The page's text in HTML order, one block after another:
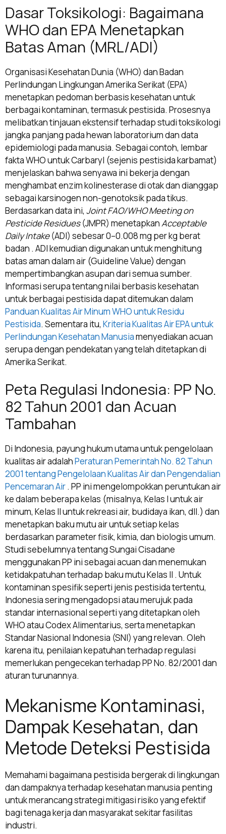
Dasar Toksikologi: Bagaimana
WHO dan EPA Menetapkan
Batas Aman (MRL/ADI)
Organisasi Kesehatan Dunia (WHO) dan Badan
Perlindungan Lingkungan Amerika Serikat (EPA)
menetapkan pedoman berbasis kesehatan untuk
berbagai kontaminan, termasuk pestisida. Prosesnya
melibatkan tinjauan ekstensif terhadap studi toksikologi
jangka panjang pada hewan laboratorium dan data
epidemiologi pada manusia. Sebagai contoh, lembar
fakta WHO untuk Carbaryl (sejenis pestisida karbamat)
menjelaskan bahwa senyawa ini bekerja dengan
menghambat enzim kolinesterase di otak dan dianggap
sebagai karsinogen non-genotoksik pada tikus.
Berdasarkan data ini, Joint FAO/WHO Meeting on
Pesticide Residues(JMPR) menetapkanAcceptable
Daily Intake(ADI) sebesar 0–0.008 mg per kg berat
badan . ADI kemudian digunakan untuk menghitung
batas aman dalam air (Guideline Value) dengan
mempertimbangkan asupan dari semua sumber.
Informasi serupa tentang nilai berbasis kesehatan
untuk berbagai pestisida dapat ditemukan dalam
Panduan Kualitas Air Minum WHO untuk Residu
Pestisida. Sementara itu, Kriteria Kualitas Air EPA untuk
Perlindungan Kesehatan Manusiamenyediakan acuan
serupa dengan pendekatan yang telah ditetapkan di
Amerika Serikat.
Peta Regulasi Indonesia: PP No.
82 Tahun 2001 dan Acuan
Tambahan
Di Indonesia, payung hukum utama untuk pengelolaan
kualitas air adalahPeraturan Pemerintah No. 82 Tahun
2001 tentang Pengelolaan Kualitas Air dan Pengendalian
Pencemaran Air. PP ini mengelompokkan peruntukan air
ke dalam beberapa kelas (misalnya, Kelas I untuk air
minum, Kelas II untuk rekreasi air, budidaya ikan, dll.) dan
menetapkan baku mutu air untuk setiap kelas
berdasarkan parameter fisik, kimia, dan biologis umum.
Studi sebelumnya tentang Sungai Cisadane
menggunakan PP ini sebagai acuan dan menemukan
ketidakpatuhan terhadap baku mutu Kelas II . Untuk
kontaminan spesifik seperti jenis pestisida tertentu,
Indonesia sering mengadopsi atau merujuk pada
standar internasional seperti yang ditetapkan oleh
WHO atau Codex Alimentarius, serta menetapkan
Standar Nasional Indonesia (SNI) yang relevan. Oleh
karena itu, penilaian kepatuhan terhadap regulasi
memerlukan pengecekan terhadap PP No. 82/2001 dan
aturan turunannya.
Mekanisme Kontaminasi,
Dampak Kesehatan, dan
Metode Deteksi Pestisida
Memahami bagaimana pestisida bergerak di lingkungan
dan dampaknya terhadap kesehatan manusia penting
untuk merancang strategi mitigasi risiko yang efektif
bagi tenaga kerja dan masyarakat sekitar fasilitas
industri.